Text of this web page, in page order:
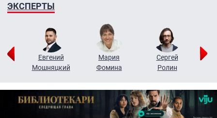
ЭКСПЕРТЫ
Евгений
Мошняцкий
Мария
Фомина
Сергей
Ролин